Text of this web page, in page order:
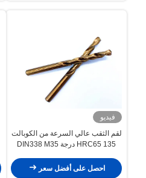
فيديو
لقم الثقب عالي السرعة من الكوبالت
HRC65 135 درجة DIN338 M35
احصل على أفضل سعر